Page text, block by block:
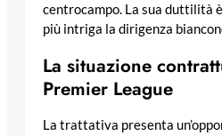
centrocampo. La sua duttilità
più intriga la dirigenza
La situazione
Premier League
La trattativa presenta